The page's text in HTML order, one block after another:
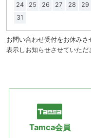
24
25 26 27 28 29
31
お問い合わせ受付をお休み
表示しお知らせさせていただ
Tamca会員